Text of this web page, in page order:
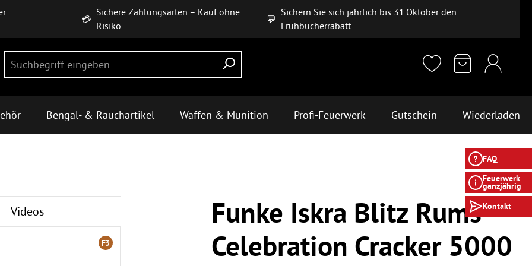
FAQ
Feuerwerk
ganzjährig
Kontakt
💳
Sichere Zahlungsarten – Kauf ohne
Risiko
💬
Sichern Sie sich jährlich bis 31.Oktober den
Frühbucherrabatt
Bengal- & Rauchartikel Waffen & Munition Profi-Feuerwerk Gutschein Wiederladen
Videos
F3
Funke Iskra Blitz Rums
Celebration Cracker 5000